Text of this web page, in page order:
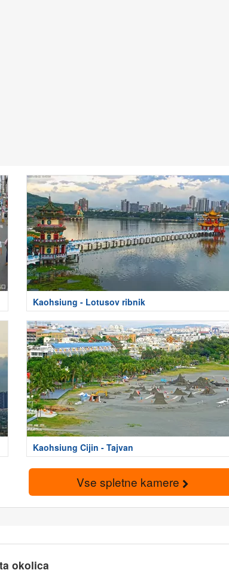
Kaohsiung - Lotusov ribnik
Kaohsiung Cijin - Tajvan
Vse spletne kamere
okolica